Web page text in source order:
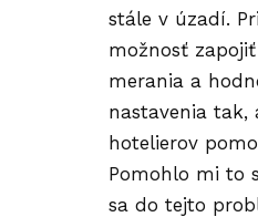
stále v úzadí.
možnosť
merania a
nastavenia tak,
hotelierov
Pomohlo mi to
sa do tejto